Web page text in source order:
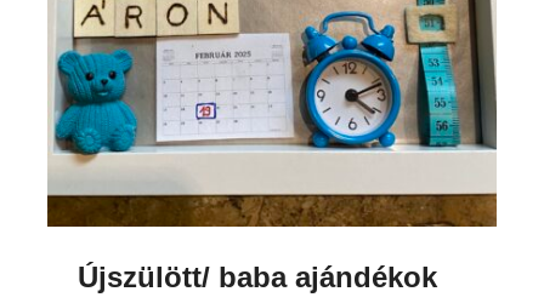
Újszülött/ baba ajándékok